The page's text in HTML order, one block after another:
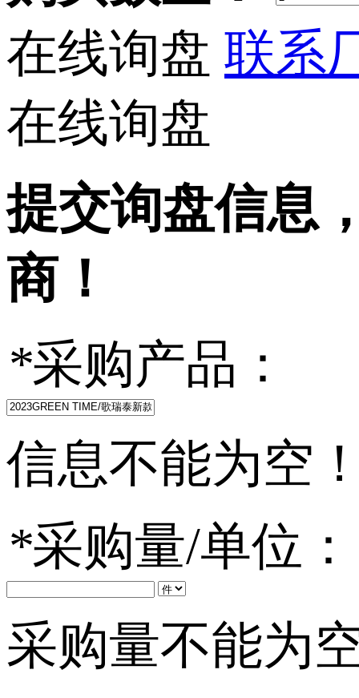
在线询盘 联系
在线询盘
提交询盘信息
商！
*采购产品：
信息不能为空
*采购量/单位：
采购量不能为